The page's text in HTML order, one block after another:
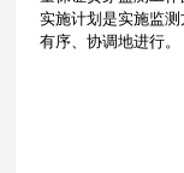
实施计划是实施监
有序、协调地进行。